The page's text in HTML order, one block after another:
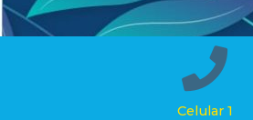
Celular 1